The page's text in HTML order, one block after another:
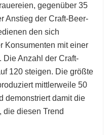
gegenüber 35
Anstieg der Craft-Beer-
den sich
Konsumenten mit einer
Die Anzahl der Craft-
120 steigen. Die größte
mittlerweile 50
demonstriert damit die
die diesen Trend